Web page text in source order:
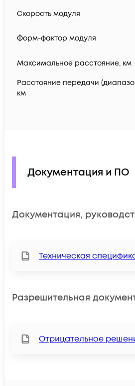
Скорость модуля
Форм-фактор модуля
Максимальное расстояние, км
Расстояние передачи
км
Документация и ПО
Документация,
Разрешительная
Отрицательное